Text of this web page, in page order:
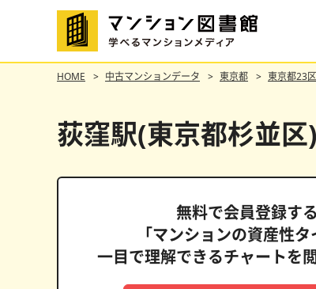
HOME 中古マンションデータ 東京都 東京都23区
荻窪駅(東京都杉並
無料で会員登録す
「マンションの資産性
一目で理解できるチャートを